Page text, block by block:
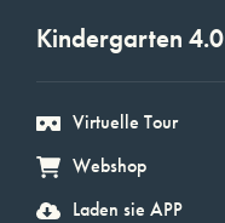
Kindergarten 4.0
Virtuelle Tour
Webshop
Laden sie APP